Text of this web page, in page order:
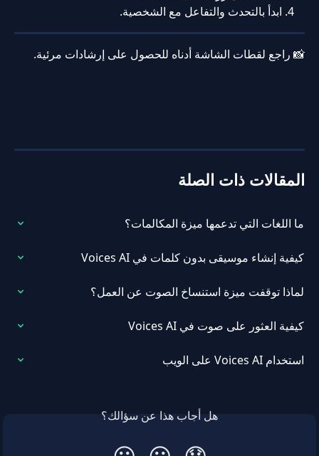
ابدأ بالتحدث والتفاعل مع الشخصية.
📸 راجع لقطات الشاشة أدناه للحصول على إرشادات مرئية.
المقالات ذات الصلة
ما اللغات التي تدعمها ميزة المكالمات؟
كيفية إنشاء موسيقى بدون كلمات في Voices AI
لماذا توقفت ميزة استنساخ الصوت عن العمل؟
كيفية العثور على صوت في Voices AI
استخدام Voices AI على الويب
هل أجاب هذا عن سؤالك؟